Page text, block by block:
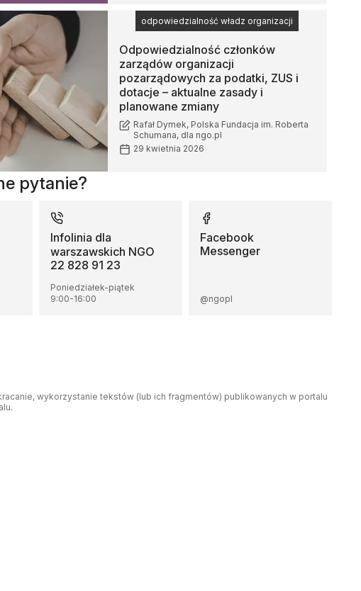
Odpowiedzialność członków
zarządów organizacji
pozarządowych za podatki, ZUS i
dotacje – aktualne zasady i
planowane zmiany
Rafał Dymek, Polska Fundacja im. Roberta
Schumana, dla ngo.pl
29 kwietnia 2026
odpowiedzialność władz organizacji
pytanie?
Infolinia dla
warszawskich NGO
22 828 91 23
Poniedziałek-piątek
9:00-16:00
Facebook
Messenger
@ngopl
wykorzystanie tekstów (lub ich fragmentów) publikowanych w portalu